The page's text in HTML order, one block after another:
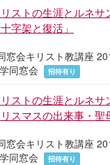
リストの生涯とルネサ
字架と復活」
窓会キリスト教講座
同窓会
招待有り
リストの生涯とルネサ
スマスの出来事・聖
窓会キリスト教講座
同窓会
招待有り